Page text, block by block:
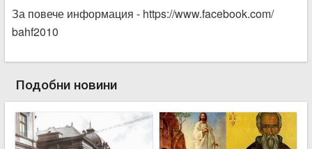
За повече информация - https://www.facebook.com/
bahf2010
Подобни новини